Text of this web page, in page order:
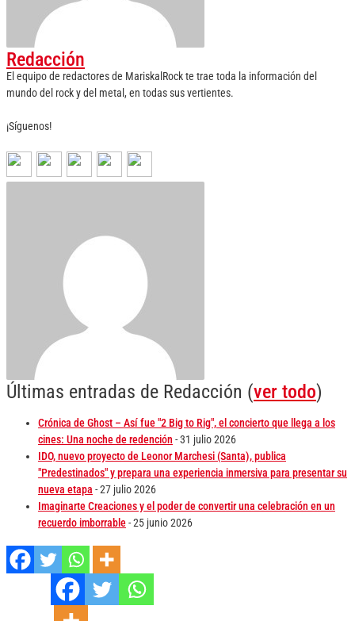
Redacción
El equipo de redactores de MariskalRock te trae toda la información del
mundo del rock y del metal, en todas sus vertientes.
¡Síguenos!
Últimas entradas de Redacción (ver todo)
Crónica de Ghost – Así fue "2 Big to Rig", el concierto que llega a los
cines: Una noche de redención - 31 julio 2026
IDO, nuevo proyecto de Leonor Marchesi (Santa), publica
"Predestinados" y prepara una experiencia inmersiva para presentar su
nueva etapa - 27 julio 2026
Imaginarte Creaciones y el poder de convertir una celebración en un
recuerdo imborrable- 25 junio 2026